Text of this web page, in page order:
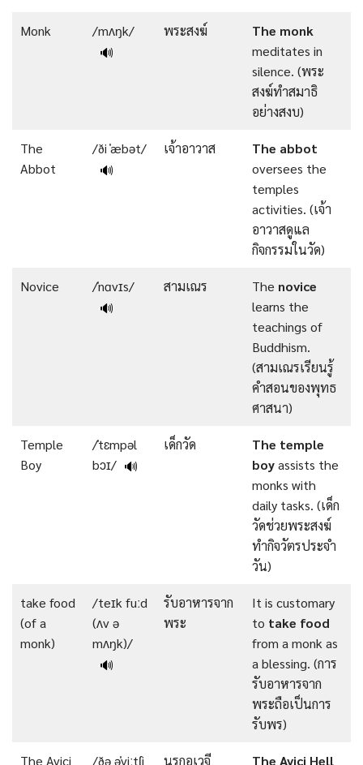
Monk
/mʌŋk/
🔊
พระสงฆ์ The monk
meditates in
silence. (พระ
สงฆ์ทำสมาธิ
อย่างสงบ)
The
Abbot
/ði ˈæbət/
🔊
เจ้าอาวาส The abbot
oversees the
temples
activities. (เจ้า
อาวาสดูแล
กิจกรรมในวัด)
Novice
/ˈnɑvɪs/
🔊
สามเณร The novice
learns the
teachings of
Buddhism.
(สามเณรเรียนรู้
คำสอนของพุทธ
ศาสนา)
Temple
Boy
/ˈtɛmpəl
bɔɪ/ 🔊
เด็กวัด The temple
boyassists the
monks with
daily tasks. (เด็ก
วัดช่วยพระสงฆ์
ทำกิจวัตรประจำ
วัน)
take food
(of a
monk)
/teɪk fuːd
(ʌv ə
mʌŋk)/
🔊
รับอาหารจาก
พระ
It is customary
to take food
from a monk as
a blessing. (การ
รับอาหารจาก
พระถือเป็นการ
รับพร)
The Avici
/ðə əˈviːtʃi
นรกอเวจี The Avici Hell